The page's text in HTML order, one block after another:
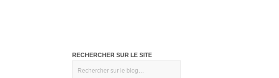
RECHERCHER SUR LE SITE